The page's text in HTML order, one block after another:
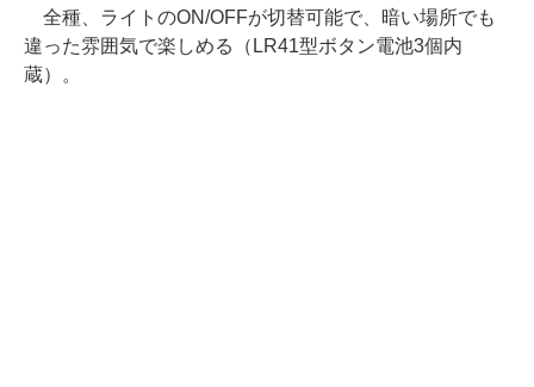
全種、ライトのON/OFFが切替可能で、暗い場所でも
違った雰囲気で楽しめる（LR41型ボタン電池3個内
蔵）。